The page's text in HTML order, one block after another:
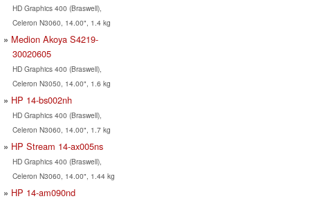
HD Graphics 400 (Braswell),
Celeron N3060, 14.00", 1.4 kg
Medion Akoya S4219-
30020605
HD Graphics 400 (Braswell),
Celeron N3050, 14.00", 1.6 kg
HP 14-bs002nh
HD Graphics 400 (Braswell),
Celeron N3060, 14.00", 1.7 kg
HP Stream 14-ax005ns
HD Graphics 400 (Braswell),
Celeron N3060, 14.00", 1.44 kg
HP 14-am090nd